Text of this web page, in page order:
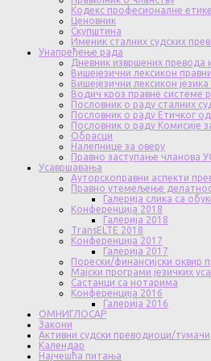
Кодекс професионалне етике
Ценовник
Скупштина
Именик сталних судских
Унапређење рада
Дневник извршених превода
Вишејезични лексикон
Вишејезични лексикон
Водич кроз правне системе
Пословник о раду сталних
Пословник о раду Етичког
Пословник о раду Комисије
Обрасци
Налепнице за оверу
Правно заступање чланова
Усавршавања
Ауторскоправни аспекти
Правно утемељење
Галерија слика са
Конференција 2018
Галерија 2018
TransELTE 2018
Конференција 2017
Галерија 2017
Порески/финансијски оквир
Мајски програми језичких
Састанци са нотарима
Конференција 2016
Галерија 2016
ОМНИГЛОСАР
Закони
Активни судски преводиоци/тумачи
Календар
Најчешћа питања